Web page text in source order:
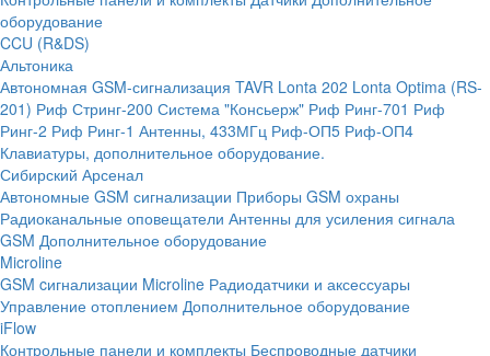
оборудование
CCU (R&DS)
Альтоника
Автономная GSM-сигнализация TAVR Lonta 202 Lonta Optima (RS-
201) Риф Стринг-200 Система "Консьерж" Риф Ринг-701 Риф
Ринг-2 Риф Ринг-1 Антенны, 433МГц Риф-ОП5 Риф-ОП4
Клавиатуры, дополнительное оборудование.
Сибирский Арсенал
Автономные GSM сигнализации Приборы GSM охраны
Радиоканальные оповещатели Антенны для усиления сигнала
GSM Дополнительное оборудование
Microline
GSM cигнализации Microline Радиодатчики и аксессуары
Управление отоплением Дополнительное оборудование
iFlow
Контрольные панели и комплекты Беспроводные датчики